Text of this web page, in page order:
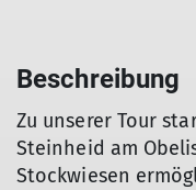
Beschreibung
Zu unserer Tour
Steinheid am
Stockwiesen